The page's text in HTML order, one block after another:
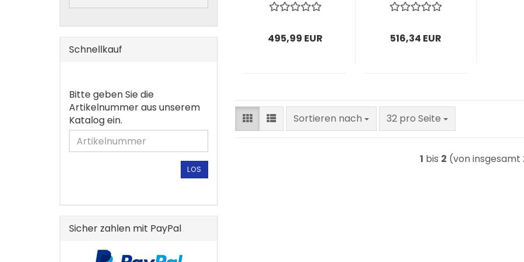
495,99 EUR 516,34 EUR
Sortieren nach
Sortieren nach 32 pro Seite
pro Seite
1 bis 2 (von insgesamt
Schnellkauf
BITTE
GEBEN
SIE
DIE
ARTIKELNUMMER
Bitte geben Sie die
Artikelnummer aus unserem
Katalog ein.
LOS
Sicher zahlen mit PayPal